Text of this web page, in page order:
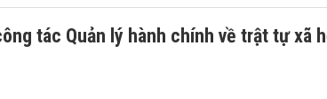
tác Quản lý hành chính về trật tự xã